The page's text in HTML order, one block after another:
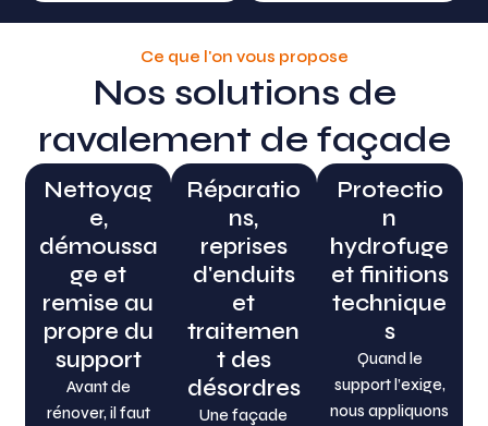
Ce que l'on vous propose
Nos solutions de
ravalement de façade
Nettoyag
e,
démoussa
ge et
remise au
propre du
support
Avant de
rénover, il faut
Réparatio
ns,
reprises
d'enduits
et
traitemen
t des
désordres
Une façade
Protectio
n
hydrofuge
et finitions
technique
s
Quand le
support l’exige,
nous appliquons